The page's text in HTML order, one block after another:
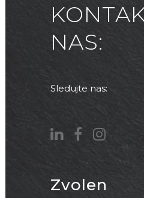
NAS:
Sledujte nas:
Zvolen